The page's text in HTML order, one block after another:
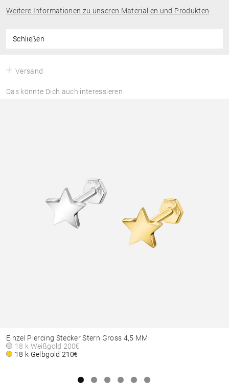
Weitere Informationen zu unseren Materialien und Produkten
Schließen
Versand
Das könnte Dich auch interessieren
Einzel Piercing Stecker Stern Gross 4,5 MM
18 k Weißgold 200€
18 k Gelbgold 210€